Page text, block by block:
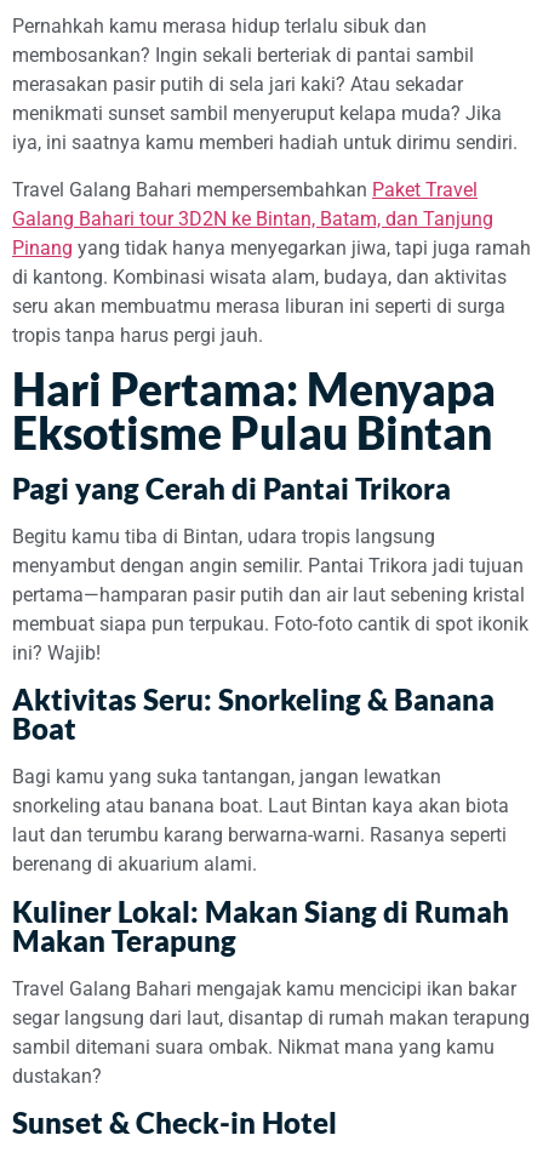
Pernahkah kamu merasa hidup terlalu sibuk dan
membosankan? Ingin sekali berteriak di pantai sambil
merasakan pasir putih di sela jari kaki? Atau sekadar
menikmati sunset sambil menyeruput kelapa muda? Jika
iya, ini saatnya kamu memberi hadiah untuk dirimu sendiri.
Travel Galang Bahari mempersembahkan Paket Travel
Galang Bahari tour 3D2N ke Bintan, Batam, dan Tanjung
Pinang yang tidak hanya menyegarkan jiwa, tapi juga ramah
di kantong. Kombinasi wisata alam, budaya, dan aktivitas
seru akan membuatmu merasa liburan ini seperti di surga
tropis tanpa harus pergi jauh.
Hari Pertama: Menyapa
Eksotisme Pulau Bintan
Pagi yang Cerah di Pantai Trikora
Begitu kamu tiba di Bintan, udara tropis langsung
menyambut dengan angin semilir. Pantai Trikora jadi tujuan
pertama—hamparan pasir putih dan air laut sebening kristal
membuat siapa pun terpukau. Foto-foto cantik di spot ikonik
ini? Wajib!
Aktivitas Seru: Snorkeling & Banana
Boat
Bagi kamu yang suka tantangan, jangan lewatkan
snorkeling atau banana boat. Laut Bintan kaya akan biota
laut dan terumbu karang berwarna-warni. Rasanya seperti
berenang di akuarium alami.
Kuliner Lokal: Makan Siang di Rumah
Makan Terapung
Travel Galang Bahari mengajak kamu mencicipi ikan bakar
segar langsung dari laut, disantap di rumah makan terapung
sambil ditemani suara ombak. Nikmat mana yang kamu
dustakan?
Sunset & Check-in Hotel